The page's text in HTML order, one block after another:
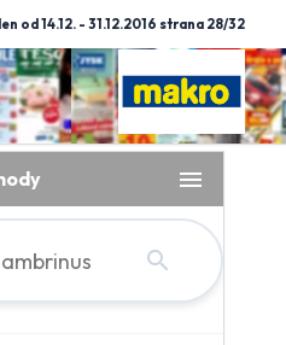
od 14.12. - 31.12.2016 strana 28/32
menu
search